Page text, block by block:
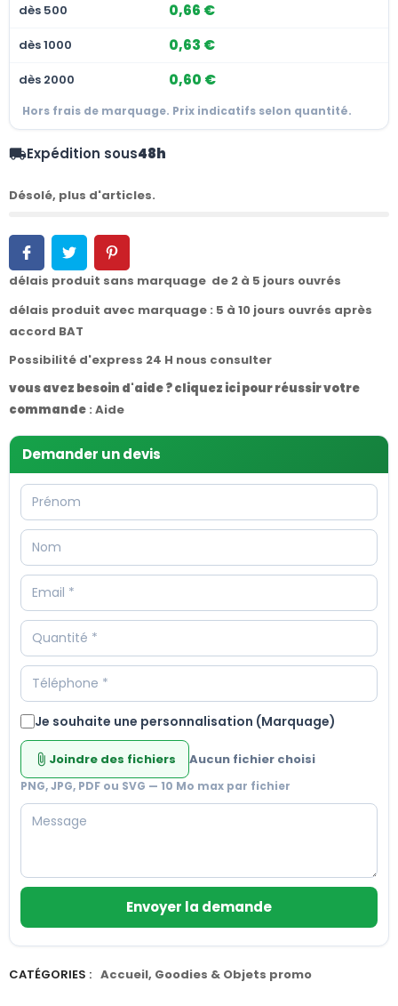
dès 500 0,66 €
dès 1000 0,63 €
dès 2000 0,60 €
Hors frais de marquage. Prix indicatifs selon quantité.
local_shippingExpédition sous48h
Désolé, plus d'articles.
délais produit sans marquage de 2 à 5 jours ouvrés
délais produit avec marquage : 5 à 10 jours ouvrés après
accord BAT
Possibilité d'express 24 H nous consulter
vous avez besoin d'aide ? cliquez ici pour réussir votre
commande : Aide
Demander un devis
Je souhaite une personnalisation (Marquage)
attach_file Joindre des fichiers Aucun fichier choisi
PNG, JPG, PDF ou SVG — 10 Mo max par fichier
Envoyer la demande
CATÉGORIES : Accueil, Goodies & Objets promo